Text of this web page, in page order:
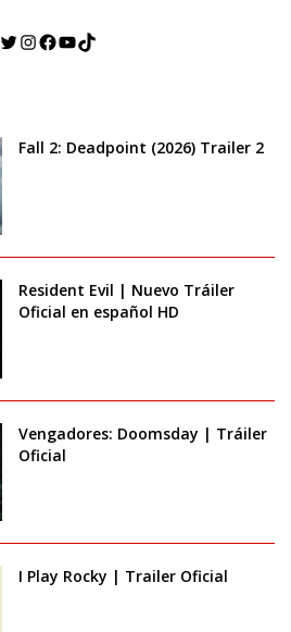
Twitter
Instagram
Facebook
YouTube
TikTok
Fall 2: Deadpoint (2026) Trailer 2
Resident Evil | Nuevo Tráiler
Oficial en español HD
Vengadores: Doomsday | Tráiler
Oficial
I Play Rocky | Trailer Oficial